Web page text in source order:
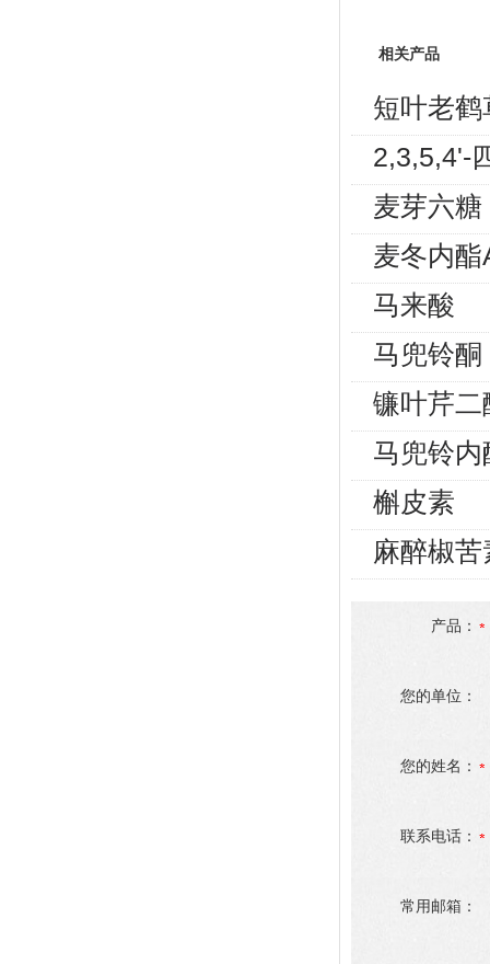
相关产品
短叶老
2,3,5,4'-
麦芽六糖
麦冬内酯
马来酸
马兜铃酮
镰叶芹二
马兜铃内
槲皮素
麻醉椒苦
产品：
您的单位：
您的姓名：
联系电话：
常用邮箱：